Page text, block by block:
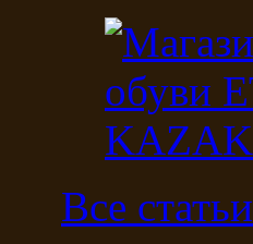
Все статьи